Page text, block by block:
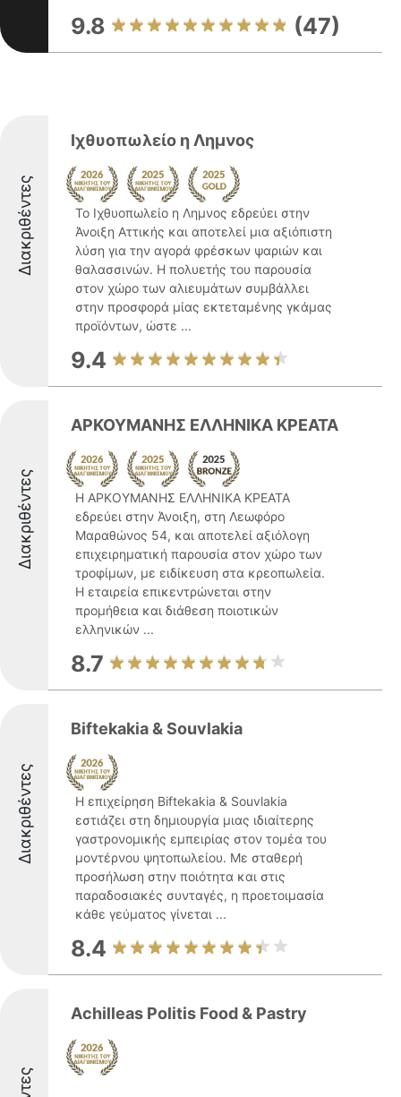
9.8 (47)
Διακριθέντες
Ιχθυοπωλείο η Λημνος
Το Ιχθυοπωλείο η Λημνος εδρεύει στην
Άνοιξη Αττικής και αποτελεί μια αξιόπιστη
λύση για την αγορά φρέσκων ψαριών και
θαλασσινών. Η πολυετής του παρουσία
στον χώρο των αλιευμάτων συμβάλλει
στην προσφορά μίας εκτεταμένης γκάμας
προϊόντων, ώστε ...
9.4
Διακριθέντες
ΑΡΚΟΥΜΑΝΗΣ ΕΛΛΗΝΙΚΑ ΚΡΕΑΤΑ
Η ΑΡΚΟΥΜΑΝΗΣ ΕΛΛΗΝΙΚΑ ΚΡΕΑΤΑ
εδρεύει στην Άνοιξη, στη Λεωφόρο
Μαραθώνος 54, και αποτελεί αξιόλογη
επιχειρηματική παρουσία στον χώρο των
τροφίμων, με ειδίκευση στα κρεοπωλεία.
Η εταιρεία επικεντρώνεται στην
προμήθεια και διάθεση ποιοτικών
ελληνικών ...
8.7
Διακριθέντες
Biftekakia & Souvlakia
Η επιχείρηση Biftekakia & Souvlakia
εστιάζει στη δημιουργία μιας ιδιαίτερης
γαστρονομικής εμπειρίας στον τομέα του
μοντέρνου ψητοπωλείου. Με σταθερή
προσήλωση στην ποιότητα και στις
παραδοσιακές συνταγές, η προετοιμασία
κάθε γεύματος γίνεται ...
8.4
Achilleas Politis Food & Pastry